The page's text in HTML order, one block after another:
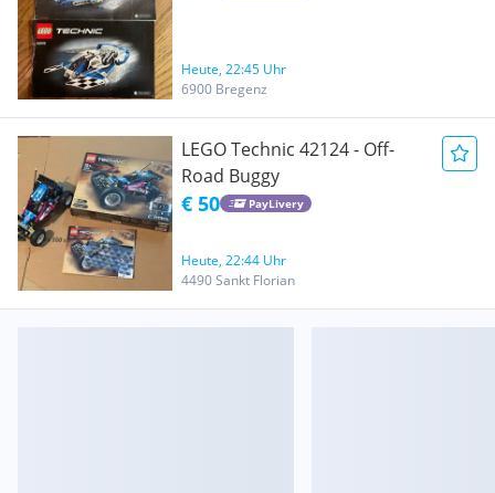
Heute, 22:45 Uhr
6900 Bregenz
LEGO Technic 42124 - Off-
Road Buggy
€ 50 PayLivery
Heute, 22:44 Uhr
4490 Sankt Florian